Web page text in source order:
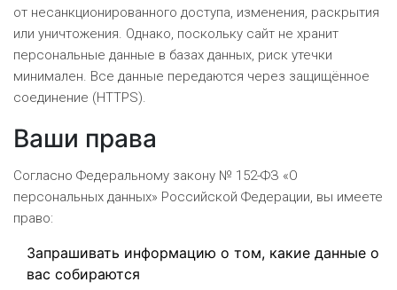
от несанкционированного доступа, изменения, раскрытия
или уничтожения. Однако, поскольку сайт не хранит
персональные данные в базах данных, риск утечки
минимален. Все данные передаются через защищённое
соединение (HTTPS).
Ваши права
Согласно Федеральному закону № 152-ФЗ «О
персональных данных» Российской Федерации, вы имеете
право:
Запрашивать информацию о том, какие данные о
вас собираются